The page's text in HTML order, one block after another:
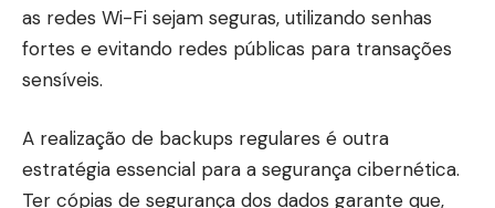
as redes Wi-Fi sejam seguras, utilizando senhas
fortes e evitando redes públicas para transações
sensíveis.
A realização de backups regulares é outra
estratégia essencial para a segurança cibernética.
Ter cópias de segurança dos dados garante que,